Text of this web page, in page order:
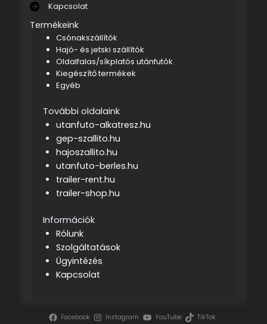
Kapcsolat
Termékeink
Csónakszállítók
Hajó- és jetski szállítók
Oldalfalas/síkplatós utánfutók
Kiegészítő termékek
Egyéb
További oldalaink
utanfuto-alkatresz.hu
gep-szallito.hu
hajoszallito.hu
utanfuto-berles.hu
trailer-rent.hu
trailer-shop.hu
Információk
Rólunk
Szolgáltatások
Ügyintézés
Kapcsolat
Facebook Instagram YouTube TikTok